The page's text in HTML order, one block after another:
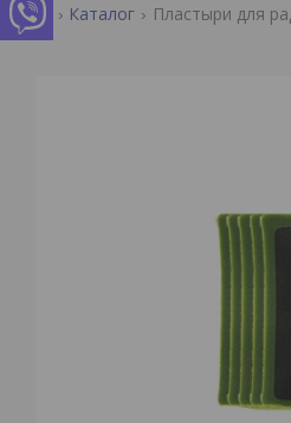
Каталог Пластыри для